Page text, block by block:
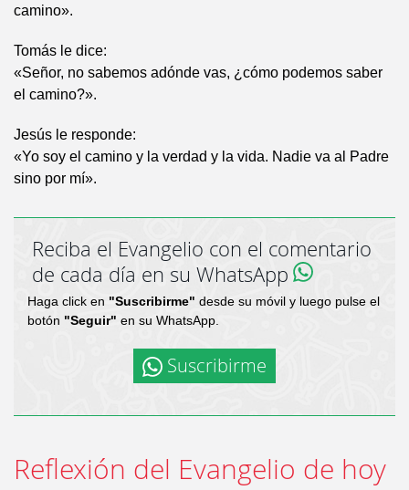
camino».
Tomás le dice:
«Señor, no sabemos adónde vas, ¿cómo podemos saber
el camino?».
Jesús le responde:
«Yo soy el camino y la verdad y la vida. Nadie va al Padre
sino por mí».
Reciba el Evangelio con el comentario
de cada día en su WhatsApp
Haga click en "Suscribirme" desde su móvil y luego pulse el
botón "Seguir" en su WhatsApp.
Suscribirme
Reflexión del Evangelio de hoy